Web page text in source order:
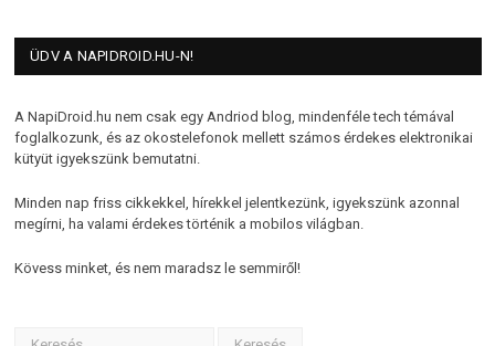
ÜDV A NAPIDROID.HU-N!
A NapiDroid.hu nem csak egy Andriod blog, mindenféle tech témával
foglalkozunk, és az okostelefonok mellett számos érdekes elektronikai
kütyüt igyekszünk bemutatni.
Minden nap friss cikkekkel, hírekkel jelentkezünk, igyekszünk azonnal
megírni, ha valami érdekes történik a mobilos világban.
Kövess minket, és nem maradsz le semmiről!